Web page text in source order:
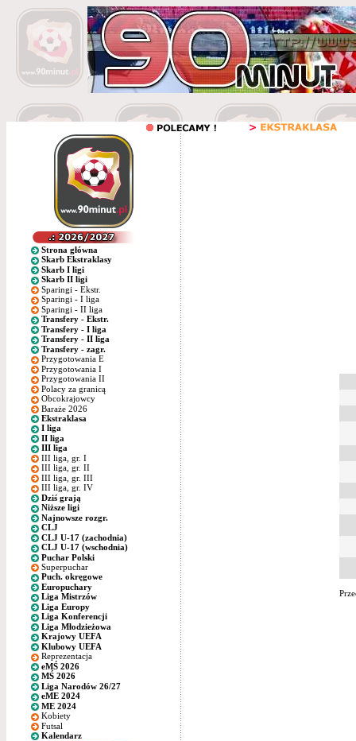
Strona główna
Skarb Ekstraklasy
Skarb I ligi
Skarb II ligi
Sparingi - Ekstr.
Sparingi - I liga
Sparingi - II liga
Transfery - Ekstr.
Transfery - I liga
Transfery - II liga
Transfery - zagr.
Przygotowania E
Przygotowania I
Przygotowania II
Polacy za granicą
Obcokrajowcy
Baraże 2026
Ekstraklasa
I liga
II liga
III liga
III liga, gr. I
III liga, gr. II
III liga, gr. III
III liga, gr. IV
Dziś grają
Niższe ligi
Najnowsze rozgr.
CLJ
CLJ U-17 (zachodnia)
CLJ U-17 (wschodnia)
Puchar Polski
Superpuchar
Puch. okręgowe
Europuchary
Liga Mistrzów
Liga Europy
Liga Konferencji
Liga Młodzieżowa
Krajowy UEFA
Klubowy UEFA
Reprezentacja
eMŚ 2026
MŚ 2026
Liga Narodów 26/27
eME 2024
ME 2024
Kobiety
Futsal
Kalendarz